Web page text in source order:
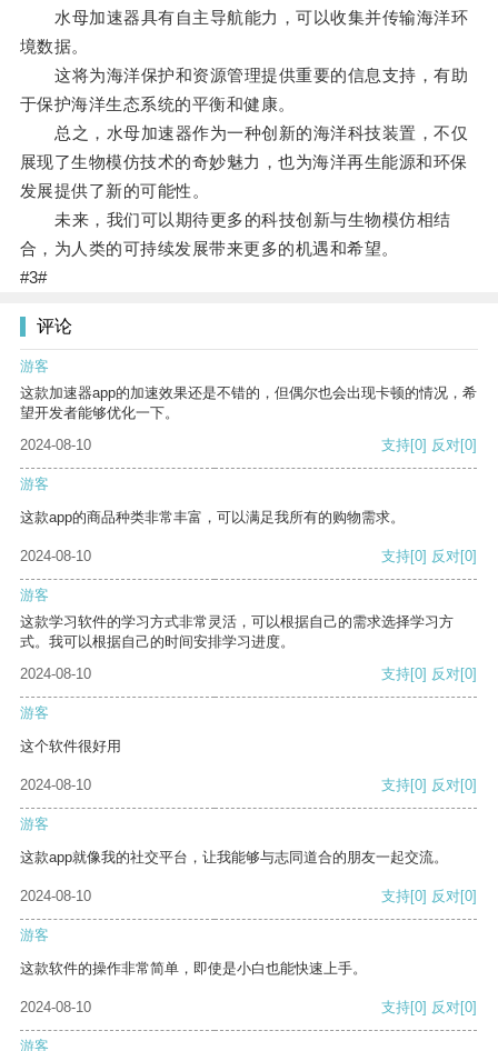
水母加速器具有自主导航能力，可以收集并传输海洋环
境数据。
这将为海洋保护和资源管理提供重要的信息支持，有助
于保护海洋生态系统的平衡和健康。
总之，水母加速器作为一种创新的海洋科技装置，不仅
展现了生物模仿技术的奇妙魅力，也为海洋再生能源和环保
发展提供了新的可能性。
未来，我们可以期待更多的科技创新与生物模仿相结
合，为人类的可持续发展带来更多的机遇和希望。
#3#
评论
游客
这款加速器app的加速效果还是不错的，但偶尔也会出现卡顿的情况，希
望开发者能够优化一下。
2024-08-10
支持[0] 反对[0]
游客
这款app的商品种类非常丰富，可以满足我所有的购物需求。
2024-08-10 支持[0] 反对[0]
游客
这款学习软件的学习方式非常灵活，可以根据自己的需求选择学习方
式。我可以根据自己的时间安排学习进度。
2024-08-10
支持[0] 反对[0]
游客
这个软件很好用
2024-08-10 支持[0] 反对[0]
游客
这款app就像我的社交平台，让我能够与志同道合的朋友一起交流。
2024-08-10 支持[0] 反对[0]
游客
这款软件的操作非常简单，即使是小白也能快速上手。
2024-08-10 支持[0] 反对[0]
游客